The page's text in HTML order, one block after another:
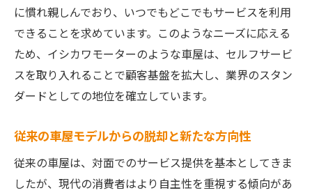
に慣れ親しんでおり、いつでもどこでもサービスを利用
できることを求めています。このようなニーズに応える
ため、イシカワモーターのような車屋は、セルフサービ
スを取り入れることで顧客基盤を拡大し、業界のスタン
ダードとしての地位を確立しています。
従来の車屋モデルからの脱却と新たな方向性
従来の車屋は、対面でのサービス提供を基本としてきま
したが、現代の消費者はより自主性を重視する傾向があ